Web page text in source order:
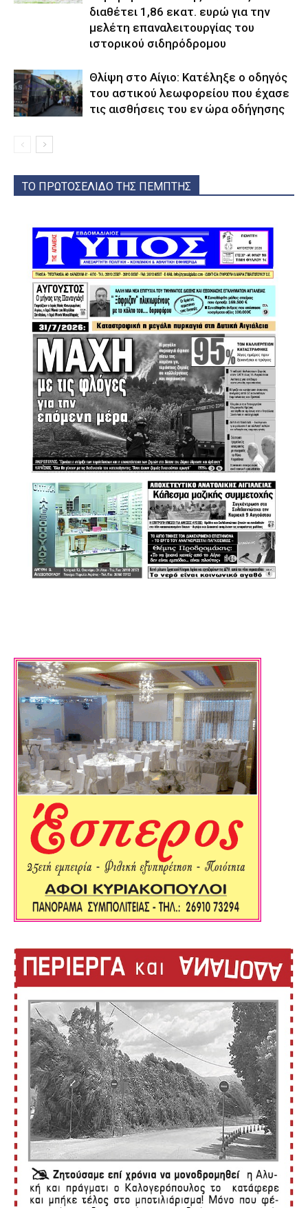
διαθέτει 1,86 εκατ. ευρώ για την
μελέτη επαναλειτουργίας του
ιστορικού σιδηρόδρομου
Θλίψη στο Αίγιο: Κατέληξε ο οδηγός
του αστικού λεωφορείου που έχασε
τις αισθήσεις του εν ώρα οδήγησης
ΤΟ ΠΡΩΤΟΣΕΛΙΔΟ ΤΗΣ ΠΕΜΠΤΗΣ